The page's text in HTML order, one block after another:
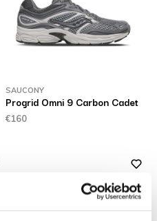
SAUCONY
Progrid Omni 9 Carbon Cadet
€160